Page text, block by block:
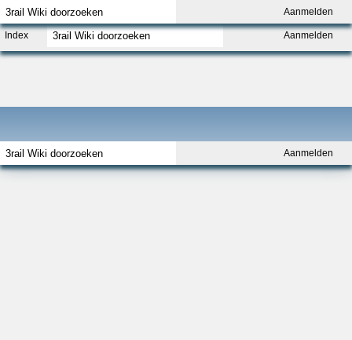
Aanmelden
Aanmelden
Index Aanmelden